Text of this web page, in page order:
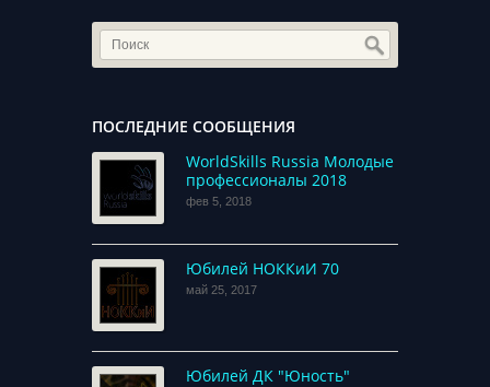
ПОСЛЕДНИЕ СООБЩЕНИЯ
WorldSkills Russia Молодые
профессионалы 2018
фев 5, 2018
Юбилей НОККиИ 70
май 25, 2017
Юбилей ДК "Юность"